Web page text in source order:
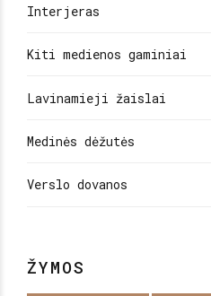
Interjeras
Kiti medienos gaminiai
Lavinamieji žaislai
Medinės dėžutės
Verslo dovanos
ŽYMOS